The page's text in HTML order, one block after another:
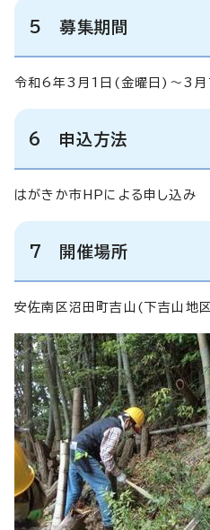
5 募集期間
令和6年3月1日(金曜日)～3月
6 申込方法
はがきか市HPによる申し込み
7 開催場所
安佐南区沼田町吉山(下吉山地